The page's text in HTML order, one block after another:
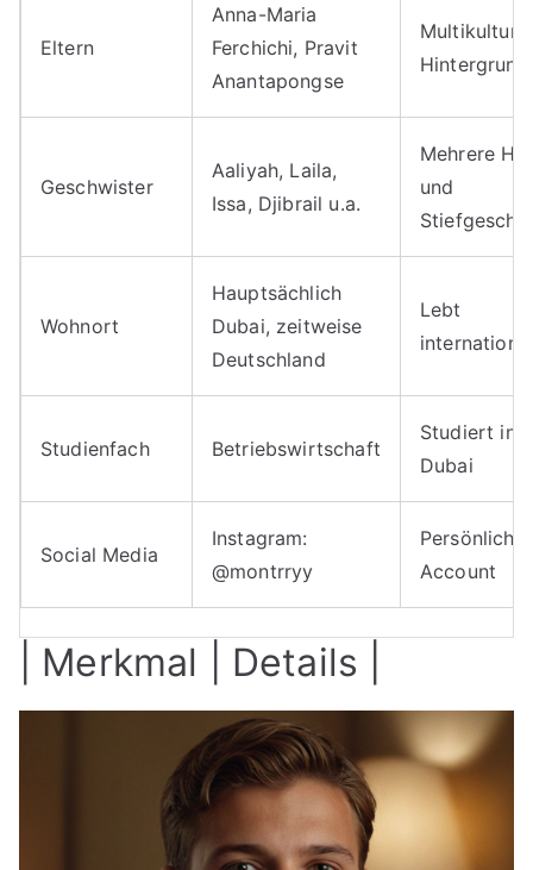
Eltern
Anna-Maria
Ferchichi, Pravit
Anantapongse
Hintergrund
Geschwister
Aaliyah, Laila,
Issa, Djibrail u.a.
Mehrere
und
Wohnort
Hauptsächlich
Dubai, zeitweise
Deutschland
Lebt
Studienfach Betriebswirtschaft
Studiert in
Dubai
Social Media
Instagram:
@montrryy
Persönlicher
Account
| Merkmal | Details |